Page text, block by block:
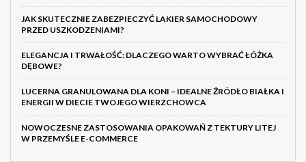
JAK SKUTECZNIE ZABEZPIECZYĆ LAKIER SAMOCHODOWY
PRZED USZKODZENIAMI?
ELEGANCJA I TRWAŁOŚĆ: DLACZEGO WARTO WYBRAĆ ŁÓŻKA
DĘBOWE?
LUCERNA GRANULOWANA DLA KONI – IDEALNE ŹRÓDŁO BIAŁKA I
ENERGII W DIECIE TWOJEGO WIERZCHOWCA
NOWOCZESNE ZASTOSOWANIA OPAKOWAŃ Z TEKTURY LITEJ
W PRZEMYŚLE E-COMMERCE